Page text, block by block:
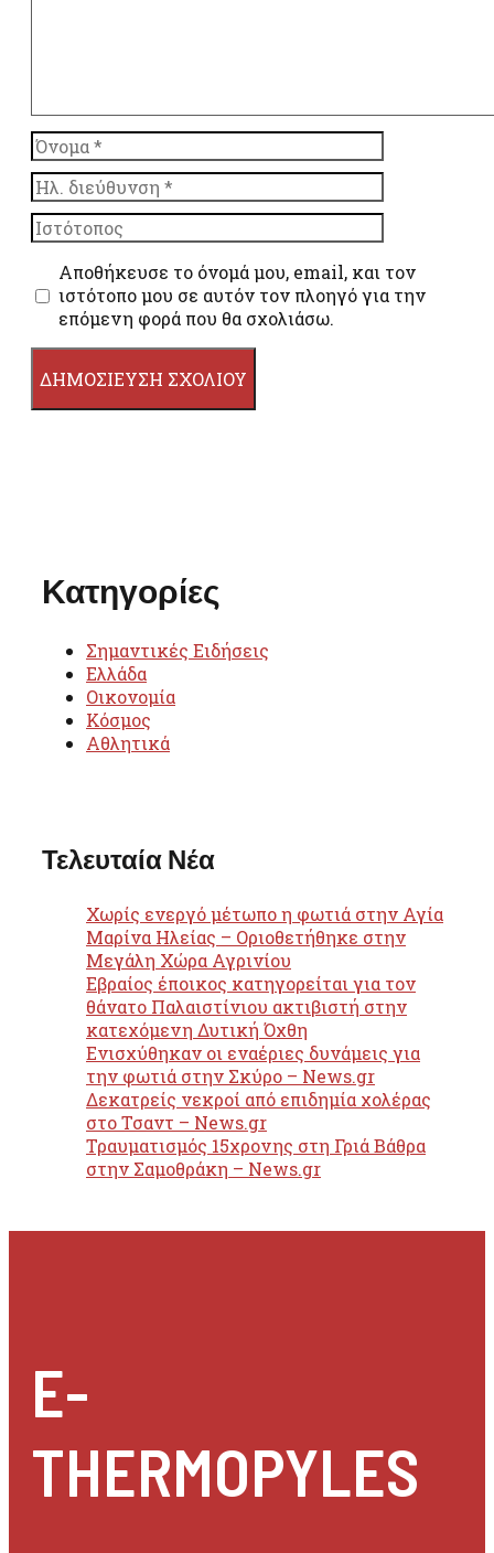
Όνομα
Ηλ.
διεύθυνση
Ιστότοπος
Αποθήκευσε το όνομά μου, email, και τον
ιστότοπο μου σε αυτόν τον πλοηγό για την
επόμενη φορά που θα σχολιάσω.
Κατηγορίες
Σημαντικές Ειδήσεις
Ελλάδα
Οικονομία
Κόσμος
Αθλητικά
Τελευταία Νέα
Χωρίς ενεργό μέτωπο η φωτιά στην Αγία
Μαρίνα Ηλείας – Οριοθετήθηκε στην
Μεγάλη Χώρα Αγρινίου
Εβραίος έποικος κατηγορείται για τον
θάνατο Παλαιστίνιου ακτιβιστή στην
κατεχόμενη Δυτική Όχθη
Ενισχύθηκαν οι εναέριες δυνάμεις για
την φωτιά στην Σκύρο – News.gr
Δεκατρείς νεκροί από επιδημία χολέρας
στο Τσαντ – News.gr
Τραυματισμός 15χρονης στη Γριά Βάθρα
στην Σαμοθράκη – News.gr
E-
THERMOPYLES